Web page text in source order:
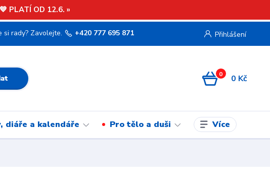
PLATÍ OD 12.6. »
Přihlášení
si rady? Zavolejte. +420 777 695 871
0 0 Kč
diáře a kalendáře Pro tělo a duši Více